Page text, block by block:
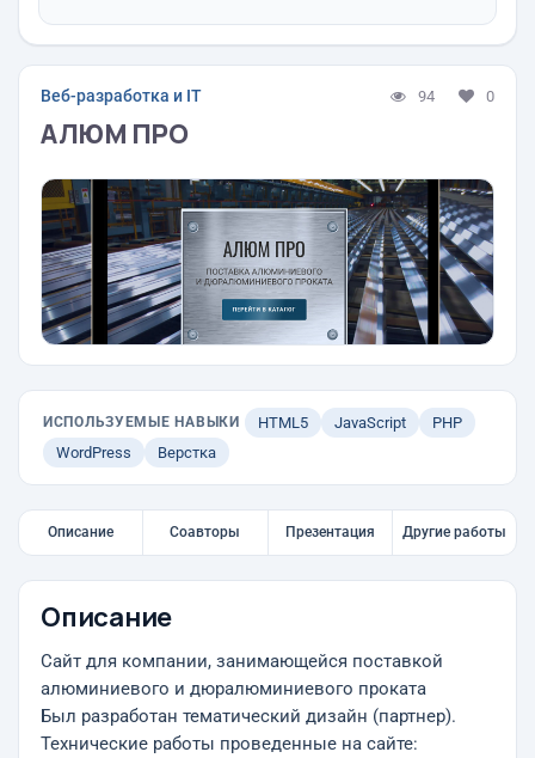
Веб-разработка и IT 94 0
АЛЮМ ПРО
ИСПОЛЬЗУЕМЫЕ НАВЫКИ HTML5 JavaScript
PHP
WordPress
Верстка
Описание Соавторы Презентация Другие работы
Описание
Cайт для компании, занимающейся поставкой
алюминиевого и дюралюминиевого проката
Был разработан тематический дизайн (партнер).
Технические работы проведенные на сайте: